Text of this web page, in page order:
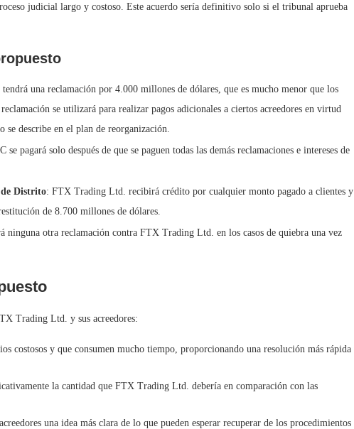
judicial largo y costoso. Este acuerdo sería definitivo solo si el tribunal aprueba
una reclamación por 4.000 millones de dólares, que es mucho menor que los
se utilizará para realizar pagos adicionales a ciertos acreedores en virtud
describe en el plan de reorganización.
pagará solo después de que se paguen todas las demás reclamaciones e intereses de
Distrito: FTX Trading Ltd. recibirá crédito por cualquier monto pagado a clientes y
de 8.700 millones de dólares.
ninguna otra reclamación contra FTX Trading Ltd. en los casos de quiebra una vez
Trading Ltd. y sus acreedores:
costosos y que consumen mucho tiempo, proporcionando una resolución más rápida
la cantidad que FTX Trading Ltd. debería en comparación con las
una idea más clara de lo que pueden esperar recuperar de los procedimientos